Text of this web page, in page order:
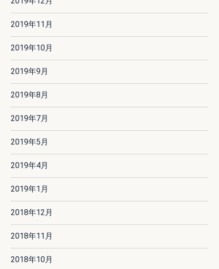
2019年11月
2019年10月
2019年9月
2019年8月
2019年7月
2019年5月
2019年4月
2019年1月
2018年12月
2018年11月
2018年10月